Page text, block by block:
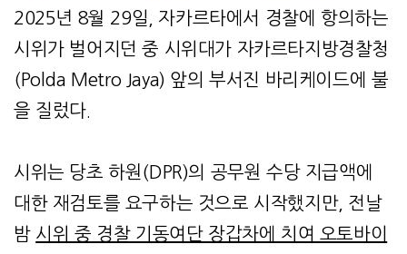
2025년 8월 29일, 자카르타에서 경찰에 항의하는
시위가 벌어지던 중 시위대가 자카르타지방경찰청
(Polda Metro Jaya) 앞의 부서진 바리케이드에 불
을 질렀다.
시위는 당초 하원(DPR)의 공무원 수당 지급액에
대한 재검토를 요구하는 것으로 시작했지만, 전날
밤 시위 중 경찰 기동여단 장갑차에 치여 오토바이